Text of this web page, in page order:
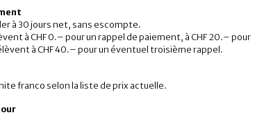
à 30 jours net, sans escompte.
à CHF 0.– pour un rappel de paiement, à CHF 20.– pour
à CHF 40.– pour un éventuel troisième rappel.
franco selon la liste de prix actuelle.